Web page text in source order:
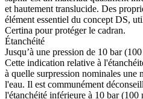
et hautement translucide. Des
élément essentiel du concept DS,
Certina pour protéger le cadran.
Étanchéité
Jusqu’à une pression de 10 bar
Cette indication relative à
à quelle surpression nominales une
l'eau. Il est communément
l'étanchéité inférieure à 10 bar (100